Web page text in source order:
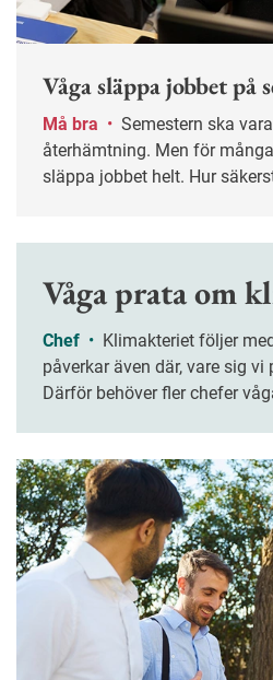
Våga släppa jobbet på
Må bra •
återhämtning. Men för
släppa jobbet helt. Hur
Våga prata om
Chef •
påverkar även där, vare sig
Därför behöver fler chefer